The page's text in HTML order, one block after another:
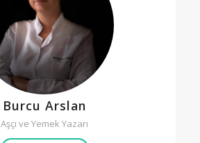
Burcu Arslan
Aşçı ve Yemek Yazarı